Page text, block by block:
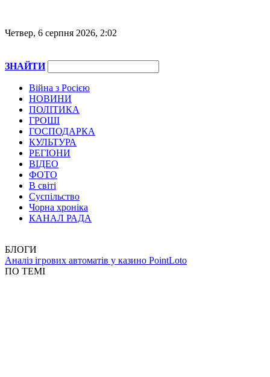
Четвер, 6 серпня 2026, 2:02
ЗНАЙТИ
Війна з Росією
НОВИНИ
ПОЛІТИКА
ГРОШІ
ГОСПОДАРКА
КУЛЬТУРА
РЕГІОНИ
ВІДЕО
ФОТО
В світі
Суспільство
Чорна хроніка
КАНАЛ РАДА
БЛОГИ
Аналіз ігрових автоматів у казино PointLoto
ПО ТЕМІ